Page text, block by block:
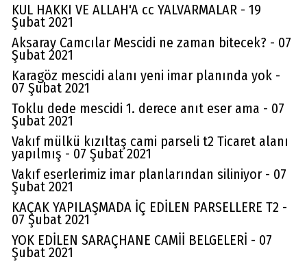
KUL HAKKI VE ALLAH'A cc YALVARMALAR - 19
Şubat 2021
Aksaray Camcılar Mescidi ne zaman bitecek? - 07
Şubat 2021
Karagöz mescidi alanı yeni imar planında yok -
07 Şubat 2021
Toklu dede mescidi 1. derece anıt eser ama - 07
Şubat 2021
Vakıf mülkü kızıltaş cami parseli t2 Ticaret alanı
yapılmış - 07 Şubat 2021
Vakıf eserlerimiz imar planlarından siliniyor - 07
Şubat 2021
KAÇAK YAPILAŞMADA İÇ EDİLEN PARSELLERE T2 -
07 Şubat 2021
YOK EDİLEN SARAÇHANE CAMİİ BELGELERİ - 07
Şubat 2021